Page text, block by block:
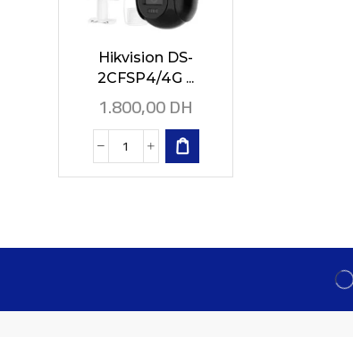
Hikvision DS-
2CFSP4/4G ...
1.800,00DH